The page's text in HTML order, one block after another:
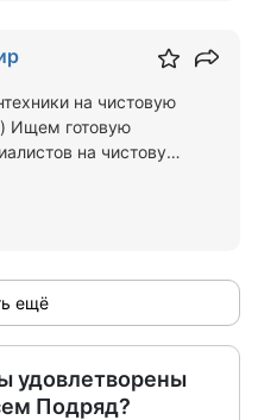
на чистовую
Ищем готовую
на чистовую
ещё
удовлетворены
Подряд?